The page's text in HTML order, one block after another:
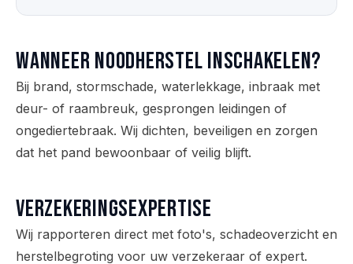
Wanneer noodherstel inschakelen?
Bij brand, stormschade, waterlekkage, inbraak met
deur- of raambreuk, gesprongen leidingen of
ongediertebraak. Wij dichten, beveiligen en zorgen
dat het pand bewoonbaar of veilig blijft.
Verzekeringsexpertise
Wij rapporteren direct met foto's, schadeoverzicht en
herstelbegroting voor uw verzekeraar of expert.